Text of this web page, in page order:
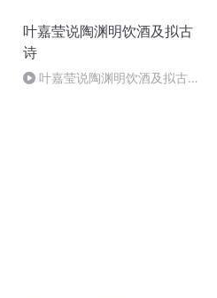
叶嘉莹说陶渊明饮酒及拟古
诗
叶嘉莹说陶渊明饮酒及拟古诗